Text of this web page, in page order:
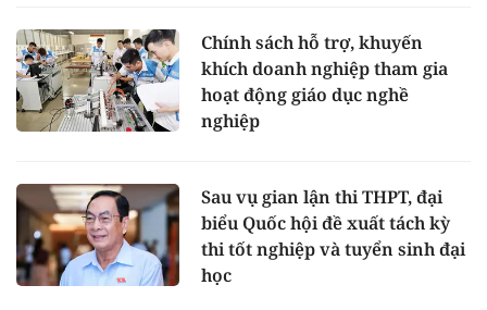
Chính sách hỗ trợ, khuyến
khích doanh nghiệp tham gia
hoạt động giáo dục nghề
nghiệp
Sau vụ gian lận thi THPT, đại
biểu Quốc hội đề xuất tách kỳ
thi tốt nghiệp và tuyển sinh đại
học